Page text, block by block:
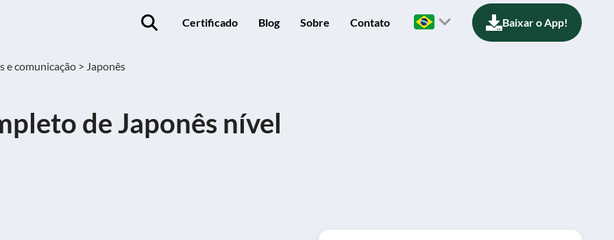
Certificado Blog Sobre Contato Baixar o App!
e comunicação > Japonês
de Japonês nível